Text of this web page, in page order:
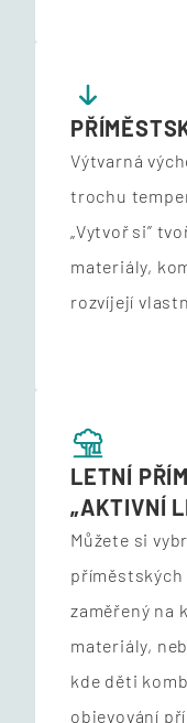
Výtvarná
trochu
„Vytvoř si”
materiály,
rozvíjejí
LETNÍ
„AKTIVNÍ
Můžete si
zaměřený na
materiály,
kde děti
objevování